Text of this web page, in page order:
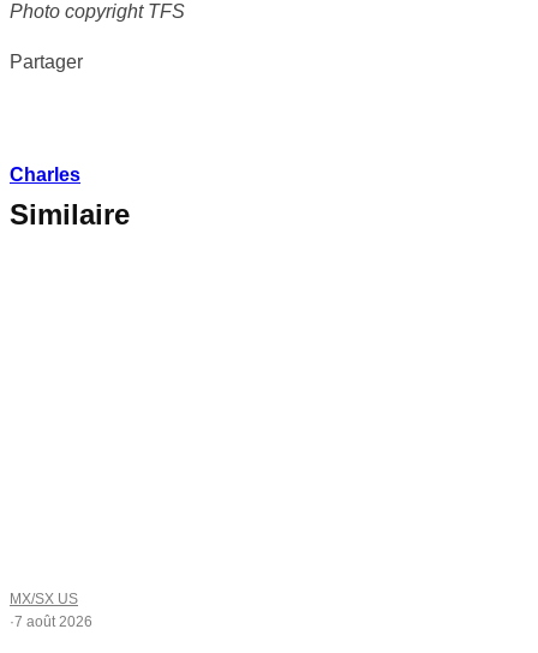
Photo copyright TFS
Partager
Charles
Similaire
MX/SX US
·7 août 2026